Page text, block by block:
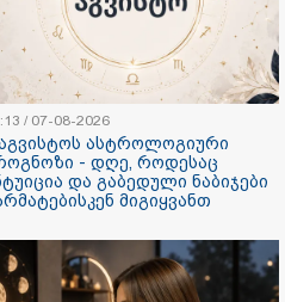
ცოტნესთვის
სახლში
ცხოვრობს
ერთი
არ არის
- ანა
გასვენება
მოხდეს, ეს
ისეთი
23:13 / 07-08-2026
8 აგვისტოს
პროგნოზი -
ინტუიცია და
/ 07-08-2026
ასტროლოგიური
- დღე, როდესაც
და გაბედული ნაბიჯები
მიგიყვანთ